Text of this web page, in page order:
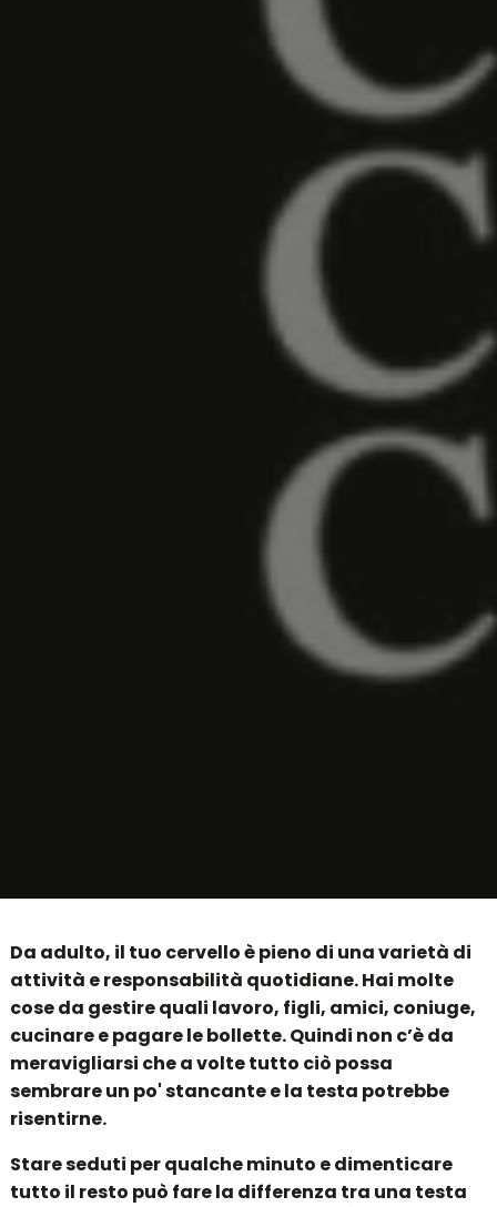
Da adulto, il tuo cervello è pieno di una varietà di
attività e responsabilità quotidiane. Hai molte
cose da gestire quali lavoro, figli, amici, coniuge,
cucinare e pagare le bollette. Quindi non c’è da
meravigliarsi che a volte tutto ciò possa
sembrare un po' stancante e la testa potrebbe
risentirne.
Stare seduti per qualche minuto e dimenticare
tutto il resto può fare la differenza tra una testa